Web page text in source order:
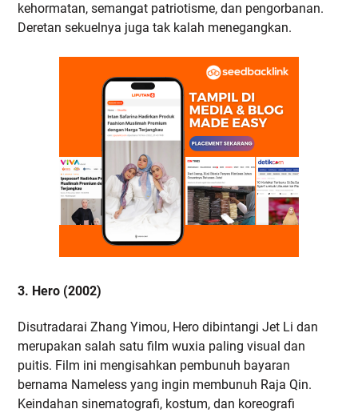
kehormatan, semangat patriotisme, dan pengorbanan.
Deretan sekuelnya juga tak kalah menegangkan.
3. Hero (2002)
Disutradarai Zhang Yimou, Hero dibintangi Jet Li dan
merupakan salah satu film wuxia paling visual dan
puitis. Film ini mengisahkan pembunuh bayaran
bernama Nameless yang ingin membunuh Raja Qin.
Keindahan sinematografi, kostum, dan koreografi